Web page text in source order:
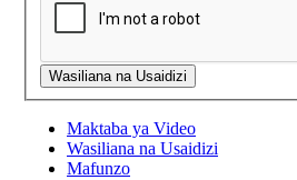
Maktaba ya Video
Wasiliana na Usaidizi
Mafunzo